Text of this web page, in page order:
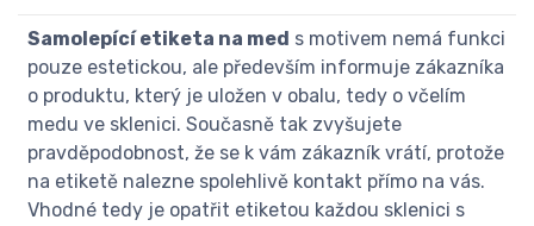
Samolepící etiketa na med s motivem nemá funkci
pouze estetickou, ale především informuje zákazníka
o produktu, který je uložen v obalu, tedy o včelím
medu ve sklenici. Současně tak zvyšujete
pravděpodobnost, že se k vám zákazník vrátí, protože
na etiketě nalezne spolehlivě kontakt přímo na vás.
Vhodné tedy je opatřit etiketou každou sklenici s